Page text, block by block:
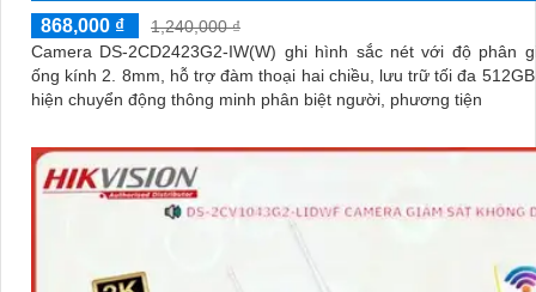
868,000 ₫
1,240,000 ₫
Camera DS-2CD2423G2-IW(W) ghi hình sắc nét với độ phân
ống kính 2. 8mm, hỗ trợ đàm thoại hai chiều, lưu trữ tối đa
hiện chuyển động thông minh phân biệt người, phương tiện